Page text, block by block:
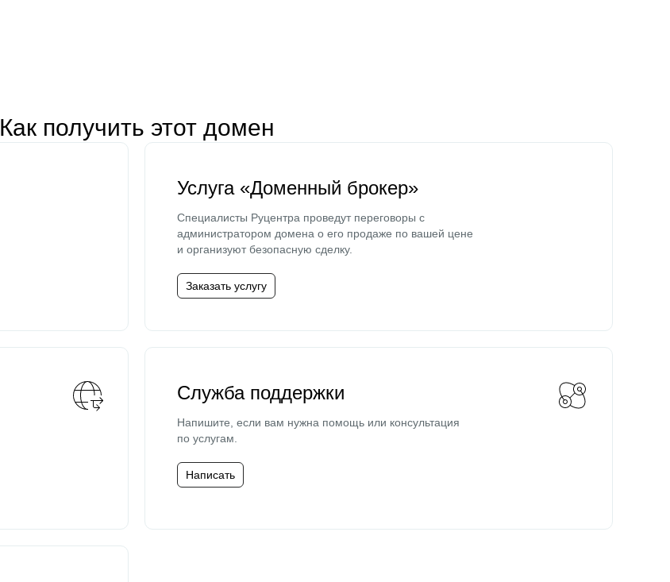
Как получить этот домен
Услуга «Доменный брокер»
Специалисты Руцентра проведут переговоры с
администратором домена о его продаже по вашей цене
и организуют безопасную сделку.
Заказать услугу
Служба поддержки
Напишите, если вам нужна помощь или консультация
по услугам.
Написать